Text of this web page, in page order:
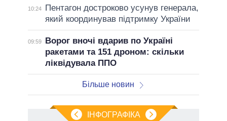
10:24
Пентагон достроково усунув генерала,
який координував підтримку України
09:59
Ворог вночі вдарив по Україні
ракетами та 151 дроном: скільки
ліквідувала ППО
Більше новин
ІНФОГРАФІКА